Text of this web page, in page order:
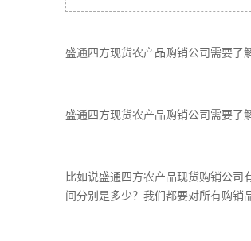
盛通四方现货农产品购销公司需要了
盛通四方现货农产品购销公司需要了
比如说盛通四方农产品现货购销公
间分别是多少？我们都要对所有购销